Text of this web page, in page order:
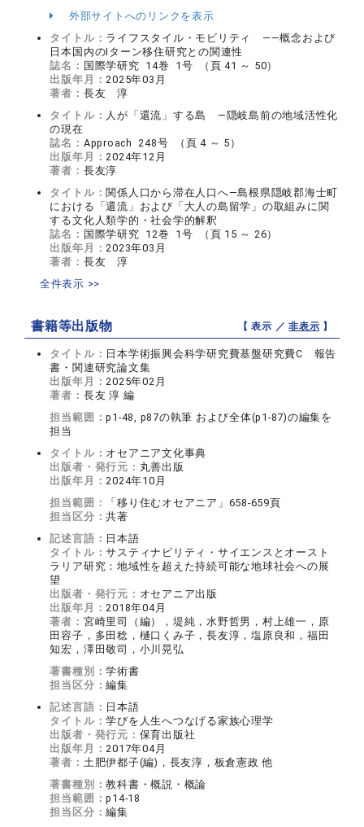
外部サイトへのリンクを表示
タイトル： ライフスタイル・モビリティ ――概念および
日本国内のIターン移住研究との関連性
誌名： 国際学研究 14巻 1号 （頁 41 ～ 50）
出版年月：2025年03月
著者： 長友 淳
タイトル： 人が「還流」する島 ―隠岐島前の地域活性化
の現在
誌名： Approach 248号 （頁 4 ～ 5）
出版年月：2024年12月
著者： 長友淳
タイトル： 関係人口から滞在人口へ―島根県隠岐郡海士町
における「還流」および「大人の島留学」の取組みに関
する文化人類学的・社会学的解釈
誌名： 国際学研究 12巻 1号 （頁 15 ～ 26）
出版年月：2023年03月
著者： 長友 淳
全件表示 >>
書籍等出版物 【 表示 ／非表示 】
タイトル： 日本学術振興会科学研究費基盤研究費C 報告
書・関連研究論文集
出版年月：2025年02月
著者： 長友 淳 編
担当範囲：p1-48, p87の執筆 および全体(p1-87)の編集を
担当
タイトル： オセアニア文化事典
出版者・発行元： 丸善出版
出版年月：2024年10月
担当範囲：
「移り住むオセアニア」658-659頁
担当区分：共著
記述言語： 日本語
タイトル：サスティナビリティ・サイエンスとオースト
ラリア研究：地域性を超えた持続可能な地球社会への展
望
出版者・発行元： オセアニア出版
出版年月：2018年04月
著者： 宮崎里司（編），堤純，水野哲男，村上雄一，原
田容子，多田稔，樋口くみ子，長友淳，塩原良和，福田
知宏，澤田敬司，小川晃弘
著書種別：学術書
担当区分：編集
記述言語： 日本語
タイトル：学びを人生へつなげる家族心理学
出版者・発行元： 保育出版社
出版年月：2017年04月
著者： 土肥伊都子(編)，長友淳，板倉憲政 他
著書種別：教科書・概説・概論
担当範囲：p14-18
担当区分：編集